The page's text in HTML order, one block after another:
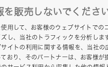
このサイトについて
ヘルプ
サイトマップ
を販売しないでくださ
用して、お客様のウェブサイトでの
し、当社のトラフィックを分析しま
イトの利用に関する情報を、当社の
おり、そのパートナーは、お客様が